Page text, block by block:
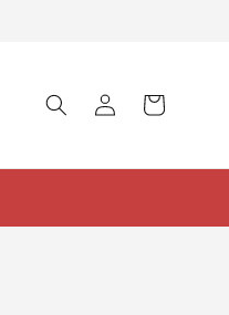
グ
イ
ー